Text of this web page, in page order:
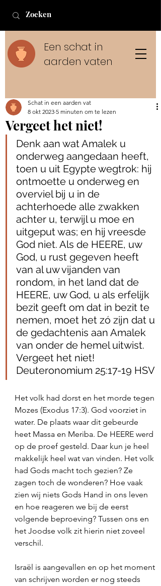
Een schat in
aarden vaten
Vergeet het niet!
Schat in een aarden vat
8 okt 2023 5 minuten om te lezen
Denk aan wat Amalek u
onderweg aangedaan heeft,
toen u uit Egypte wegtrok: hij
ontmoette u onderweg en
overviel bij u in de
achterhoede alle zwakken
achter u, terwijl u moe en
uitgeput was; en hij vreesde
God niet. Als de HEERE, uw
God, u rust gegeven heeft
van al uw vijanden van
rondom, in het land dat de
HEERE, uw God, u als erfelijk
bezit geeft om dat in bezit te
nemen, moet het zó zijn dat u
de gedachtenis aan Amalek
van onder de hemel uitwist.
Vergeet het niet!
‭‭Deuteronomium‬ ‭25:17‭-‬19‬ ‭HSV‬‬
Het volk had dorst en het morde tegen
Mozes (Exodus 17:3). God voorziet in
water. De plaats waar dit gebeurde
heet Massa en Meriba. De HEERE werd
op de proef gesteld. Daar kun je heel
makkelijk heel wat van vinden. Het volk
had Gods macht toch gezien? Ze
zagen toch de wonderen? Hoe vaak
zien wij niets Gods Hand in ons leven
en hoe reageren we bij de eerst
volgende beproeving? Tussen ons en
het Joodse volk zit hierin niet zoveel
verschil.
Israël is aangevallen en op het moment
van schrijven worden er nog steeds